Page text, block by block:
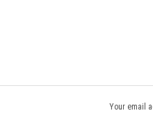
Your email